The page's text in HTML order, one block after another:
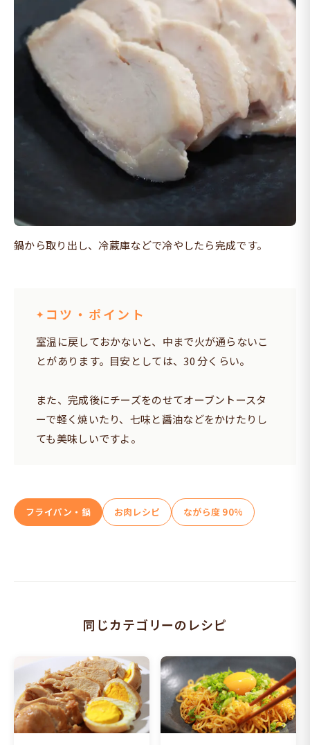
鍋から取り出し、冷蔵庫などで冷やしたら完成です。
コツ・ポイント
室温に戻しておかないと、中まで火が通らないこ
とがあります。目安としては、30 分くらい。
また、完成後にチーズをのせてオーブントースタ
ーで軽く焼いたり、七味と醤油などをかけたりし
ても美味しいですよ。
フライパン・鍋 お肉レシピ ながら度 90%
同じカテゴリーのレシピ